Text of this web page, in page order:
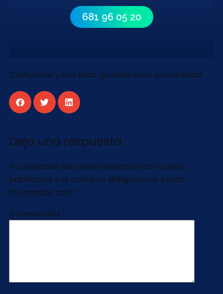
681 96 05 20
Comparte y haz más grande esta comunidad
Deja una respuesta
Tu dirección de correo electrónico no será
publicada. Los campos obligatorios están
marcados con *
Comentario *